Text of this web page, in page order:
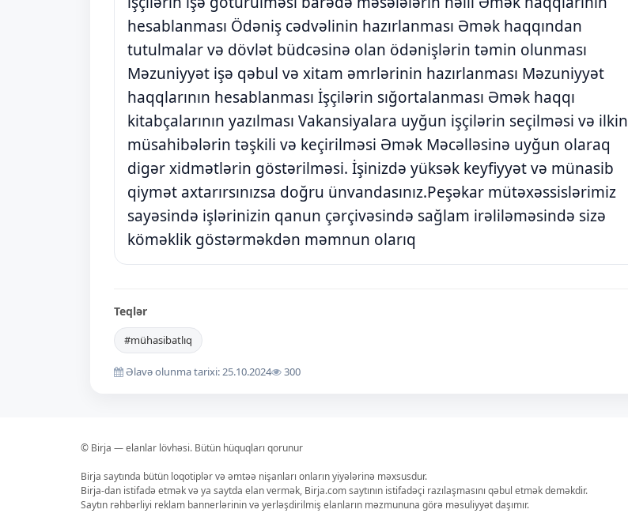
hesablanması Ödəniş cədvəlinin hazırlanması Əmək haqqından
tutulmalar və dövlət büdcəsinə olan ödənişlərin təmin olunması
Məzuniyyət işə qəbul və xitam əmrlərinin hazırlanması Məzuniyyət
haqqlarının hesablanması İşçilərin sığortalanması Əmək haqqı
kitabçalarının yazılması Vakansiyalara uyğun işçilərin seçilməsi və ilkin
müsahibələrin təşkili və keçirilməsi Əmək Məcəlləsinə uyğun olaraq
digər xidmətlərin göstərilməsi. İşinizdə yüksək keyfiyyət və münasib
qiymət axtarırsınızsa doğru ünvandasınız.Peşəkar mütəxəssislərimiz
sayəsində işlərinizin qanun çərçivəsində sağlam irəliləməsində sizə
köməklik göstərməkdən məmnun olarıq
Teqlər
#mühasibatlıq
Əlavə olunma tarixi: 25.10.2024 300
© Birja — elanlar lövhəsi. Bütün hüquqları qorunur
Birja saytında bütün loqotiplər və əmtəə nişanları onların yiyələrinə məxsusdur.
Birja-dan istifadə etmək və ya saytda elan vermək, Birja.com saytının istifadəçi razılaşmasını qəbul etmək deməkdir.
Saytın rəhbərliyi reklam bannerlərinin və yerləşdirilmiş elanların məzmununa görə məsuliyyət daşımır.